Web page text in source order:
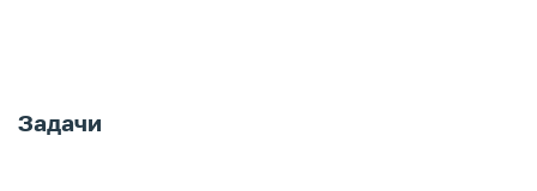
Задачи